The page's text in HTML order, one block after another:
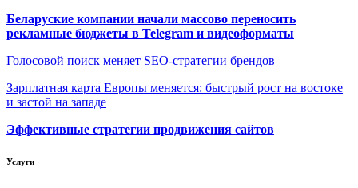
Беларуские компании начали массово переносить
рекламные бюджеты в Telegram и видеоформаты
Голосовой поиск меняет SEO-стратегии брендов
Зарплатная карта Европы меняется: быстрый рост на востоке
и застой на западе
Эффективные стратегии продвижения сайтов
Услуги